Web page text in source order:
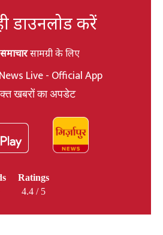
डाउनलोड करें
समाचारसामग्री के लिए
Live - Official App
खबरों का अपडेट
Ratings
4.4 / 5